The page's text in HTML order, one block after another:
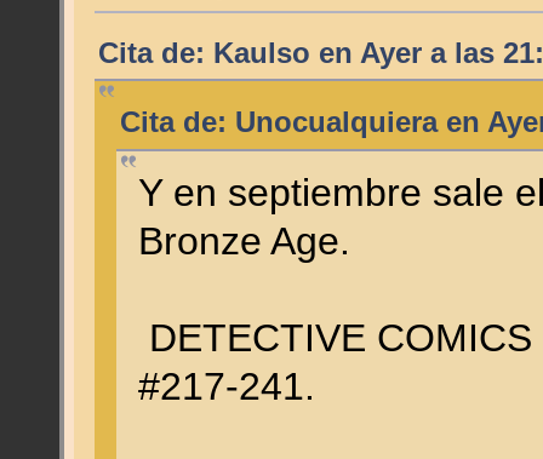
Cita de: Kaulso en Ayera las
Cita de: Unocualquiera en
Y en septiembre sale
Bronze Age.
DETECTIVE
#217-241.